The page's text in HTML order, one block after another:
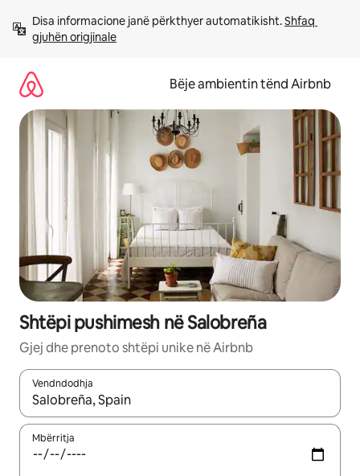
përmbajtja
Disa informacione janë përkthyer automatikisht. Shfaq
gjuhën origjinale
Bëje ambientin tënd Airbnb
Shtëpi pushimesh në Salobreña
Gjej dhe prenoto shtëpi unike në Airbnb
Vendndodhja
Kur rezultatet të jenë të disponueshme, lëviz me butonat e
Mbërritja